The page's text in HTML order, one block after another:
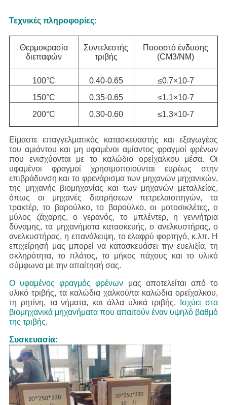
Τεχνικές πληροφορίες:
Θερμοκρασία
διεπαφών
Συντελεστής
τριβής
Ποσοστό ένδυσης
(CM3/NM)
100°C 0.40-0.65
≤0.7×10-7
150°C
0.35-0.65
≤1.1×10-7
200°C
0.30-0.60 ≤1.3×10-7
Είμαστε επαγγελματικός κατασκευαστής και εξαγωγέας
του αμιάντου και μη υφαμένοι αμίαντος φραγμοί φρένων
που ενισχύονται με το καλώδιο ορείχαλκου μέσα. Οι
υφαμένοι φραγμοί χρησιμοποιούνται ευρέως στην
επιβράδυνση και το φρενάρισμα των μηχανών μηχανικών,
της μηχανής βιομηχανίας και των μηχανών μεταλλείας,
όπως οι μηχανές διατρήσεων πετρελαιοπηγών, τα
τρακτέρ, το βαρούλκο, το βαρούλκο, οι μοτοσικλέτες, ο
μύλος ζάχαρης, ο γερανός, το μπλέντερ, η γεννήτρια
δύναμης, τα μηχανήματα κατασκευής, ο ανελκυστήρας, ο
ανελκυστήρας, η επανάλειψη, το ελαφρύ φορτηγό, κ.λπ. Η
επιχείρησή μας μπορεί να κατασκευάσει την ευελιξία, τη
σκληρότητα, το πλάτος, το μήκος πάχους και το υλικό
σύμφωνα με την απαίτησή σας.
Ο υφαμένος φραγμός φρένων μας αποτελείται από το
υλικό τριβής, τα καλώδια χαλκού/τα καλώδια ορείχαλκου,
τη ρητίνη, τα νήματα, και άλλα υλικά τριβής.
Ισχύει στα
βιομηχανικά μηχανήματα που απαιτούν έναν υψηλό βαθμό
της τριβής.
Συσκευασία: